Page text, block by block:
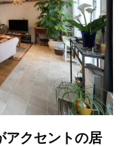
アクセントの居